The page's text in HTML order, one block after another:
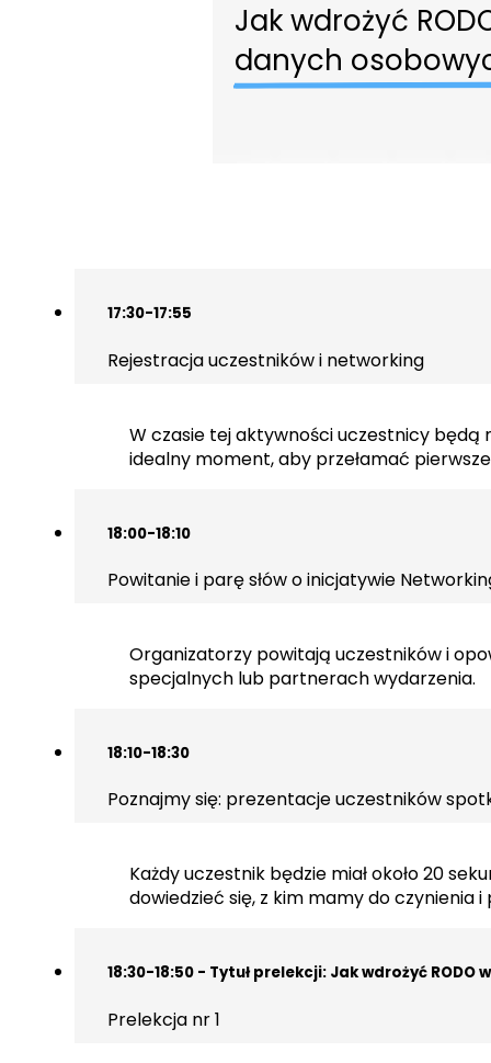
Jak wdrożyć
danych
17:30-17:55
Rejestracja uczestników i networking
W czasie tej aktywności uczestnicy będą
idealny moment, aby przełamać
18:00-18:10
Powitanie i parę słów o inicjatywie
Organizatorzy powitają uczestników i
specjalnych lub partnerach wydarzenia.
18:10-18:30
Poznajmy się: prezentacje uczestników
Każdy uczestnik będzie miał około 20
dowiedzieć się, z kim mamy do czynienia
18:30-18:50 - Tytuł prelekcji: Jak wdrożyć
Prelekcja nr 1